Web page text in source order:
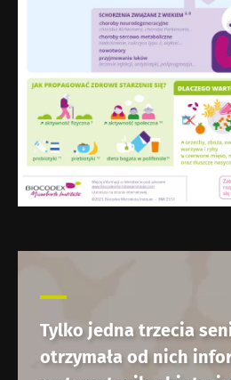
Tylko jedna trzecia
otrzymała od nich